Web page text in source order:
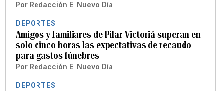
Por Redacción El Nuevo Día
DEPORTES
Amigos y familiares de Pilar Victoriá superan en
solo cinco horas las expectativas de recaudo
para gastos fúnebres
Por Redacción El Nuevo Día
DEPORTES